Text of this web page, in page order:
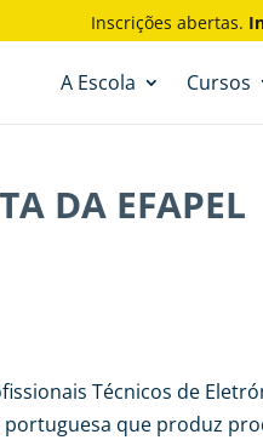
Inscrições abertas.
A Escola Cursos
DA EFAPEL
Técnicos de
portuguesa que produz